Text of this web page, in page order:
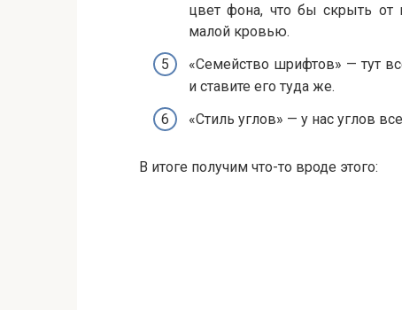
цвет фона, что бы скрыть от
малой кровью.
«Семейство шрифтов» — тут
и ставите его туда же.
«Стиль углов» — у нас углов
В итоге получим что-то вроде этого: